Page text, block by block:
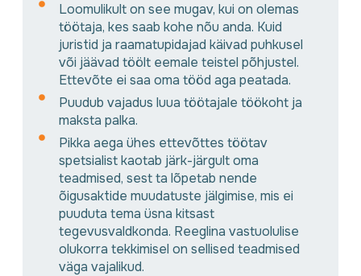
Loomulikult on see mugav, kui on olemas
töötaja, kes saab kohe nõu anda. Kuid
juristid ja raamatupidajad käivad puhkusel
või jäävad töölt eemale teistel põhjustel.
Ettevõte ei saa oma tööd aga peatada.
Puudub vajadus luua töötajale töökoht ja
maksta palka.
Pikka aega ühes ettevõttes töötav
spetsialist kaotab järk-järgult oma
teadmised, sest ta lõpetab nende
õigusaktide muudatuste jälgimise, mis ei
puuduta tema üsna kitsast
tegevusvaldkonda. Reeglina vastuolulise
olukorra tekkimisel on sellised teadmised
väga vajalikud.